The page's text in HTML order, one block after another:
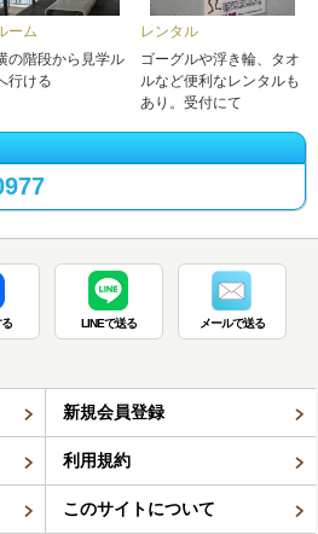
ーム
の階段から見学ル
行ける
レンタル
ゴーグルや浮き輪、タオ
ルなど便利なレンタルも
あり。受付にて
LINEで送る メールで送る
新規会員登録
利用規約
このサイトについて